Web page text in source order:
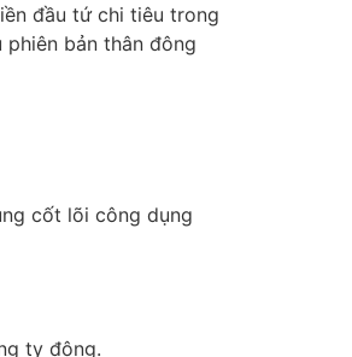
đầu tứ chi tiêu trong
bản thân đông
cốt lõi công dụng
ty động.